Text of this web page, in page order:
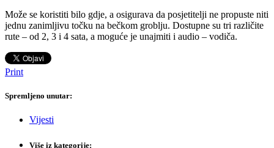
Može se koristiti bilo gdje, a osigurava da posjetitelji ne propuste niti
jednu zanimljivu točku na bečkom groblju. Dostupne su tri različite
rute – od 2, 3 i 4 sata, a moguće je unajmiti i audio – vodiča.
Print
Spremljeno unutar:
Vijesti
Više iz kategorije: